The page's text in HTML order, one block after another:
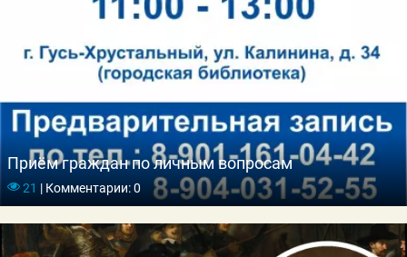
Приём граждан по личным вопросам
21 |Комментарии: 0